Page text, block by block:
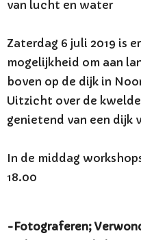
van lucht en water
Zaterdag 6 juli 2019 is
mogelijkheid om aan
boven op de dijk in
Uitzicht over de
genietend van een dijk
In de middag
18.00
-Fotograferen;